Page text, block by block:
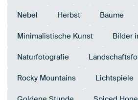
Nebel Herbst Bäume
Minimalistische Kunst Bilder
Naturfotografie
Rocky Mountains Lichtspiele